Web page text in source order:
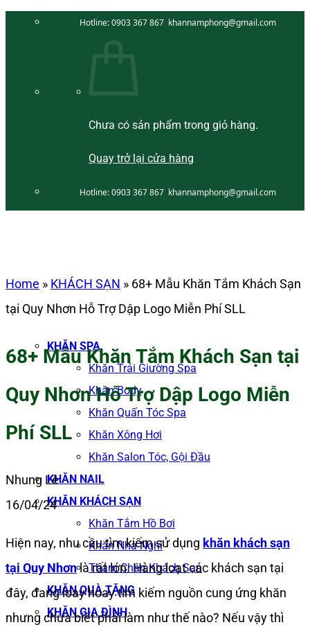
Hotline:0903 367 867 khannamphong@gmail.com
Chưa có sản phẩm trong giỏ hàng.
Quay trở lại cửa hàng
Hotline:0903 367 867 khannamphong@gmail.com
KHĂN SPA
Khăn Trải Giường Spa
Khăn Body
Khăn Quấn Tóc Spa
Khăn Xông Hơi
Khăn Salon Tóc, Gội Đầu
KHĂN NAIL
KHĂN KHÁCH SẠN
Khăn Tắm Hồ Bơi
Khăn Nhà Nghỉ
Thảm Chân Khách Sạn
KHĂN QUÀ TẶNG
KHĂN GIA ĐÌNH
Home » KHÁCH SẠN » 68+ Mẫu Khăn Tắm Khách Sạn
tại Quy Nhơn Hỗ Trợ Dập Logo Miễn Phí SLL
68+ Mẫu Khăn Tắm Khách Sạn tại
Quy Nhơn Hỗ Trợ Dập Logo Miễn
Phí SLL
Nhung Lê
16/04/24
Hiện nay, nhu cầu tìm kiếm sử dụng khăn khách sạn
tại Quy Nhơnlà rất lớn. Hàng loạt các khách sạn tại
đây, đang loay hoay tìm kiếm nguồn cung ứng khăn
nhưng chưa biết phải làm như thế nào? Nếu vậy thì